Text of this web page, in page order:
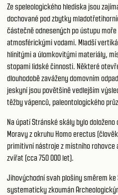
Ze speleologického hlediska jsou
dochované pod zbytky
částečně odnesených po ústupu
atmosférickými vodami. Mladší
hlinitými a úlomkovitými materiály,
stopami lidské činnosti. Některé
dlouhodobě zaváženy domovním
jeskyní jsou povětšině vedlejším
těžby vápenců, paleontologického
Na úpatí Stránské skály bylo
Moravy z okruhu Homo erectus
primitivní nástroje z místního
zvířat (cca 750 000 let).
Jihovýchodní svah plošiny směrem ke
systematicky zkoumán